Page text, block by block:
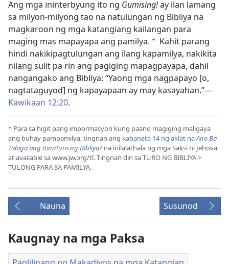
Ang mga ininterbyung ito ng Gumising!ay ilan lamang
sa milyon-milyong tao na natulungan ng Bibliya na
magkaroon ng mga katangiang kailangan para
maging mas mapayapa ang pamilya. * Kahit parang
hindi nakikipagtulungan ang ilang kapamilya, nakikita
nilang sulit pa rin ang pagiging mapagpayapa, dahil
nangangako ang Bibliya: “Yaong mga nagpapayo [o,
nagtataguyod] ng kapayapaan ay may kasayahan.”—
Kawikaan 12:20.
^ Para sa higit pang impormasyon kung paano magiging maligaya
ang buhay pampamilya, tingnan ang kabanata 14 ng aklat naAno Ba
Talaga ang Itinuturo ng Bibliya? na inilalathala ng mga Saksi ni Jehova
at available sa www.jw.org/tl. Tingnan din sa TURO NG BIBLIYA >
TULONG PARA SA PAMILYA.
Nauna Susunod
Kaugnay na mga Paksa